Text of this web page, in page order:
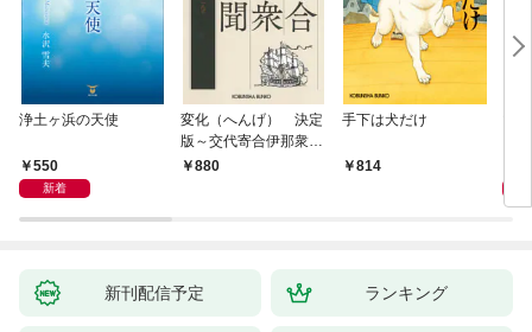
浄土ヶ浜の天使
550
新着
変化（へんげ） 決定
版～交代寄合伊那衆異
聞（1）～
880
手下は犬だけ
814
新刊配信予定 ランキング